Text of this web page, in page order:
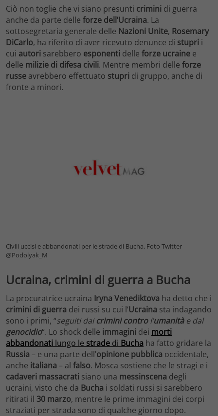
Ciò non toglie che vi siano presunti crimini di guerra
anche da parte delle forze dell’Ucraina. La
sottosegretaria generale delle Nazioni Unite, Rosemary
DiCarlo, ha riferito di aver ricevuto denunce di stupri i
cui autori sarebbero esponenti delle forze ucraine e
delle milizie di difesa civili. Mentre membri delle forze
russe avrebbero effettuato stupri di gruppo, anche di
fronte a minori.
Civili uccisi e abbandonati per le strade di Bucha. Foto Twitter
@Podolyak_M
Ucraina, crimini di guerra a Bucha
La procuratrice ucraina Iryna Venediktova ha detto che i
crimini di guerra dei russi su cui l’Ucraina sta indagando
sono i primi, “seguiti daicrimini control’umanitàe dal
genocidio“. Lo shock delle immagini dei morti
abbandonati lungo le strade di Bucha ha fatto gridare la
Russia – e una parte dell’opinione pubblica occidentale,
anche italiana – al falso. Mosca sostiene che le stragi e i
cadaveri massacrati siano una messinscena degli
ucraini, visto che da Bucha i soldati russi si sarebbero
ritirati il 30 marzo, mentre le prime immagini dei corpi
straziati per strada sono di qualche giorno dopo.